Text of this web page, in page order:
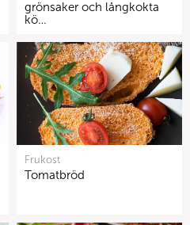
grönsaker och långkokta
kö…
Frukost
Tomatbröd